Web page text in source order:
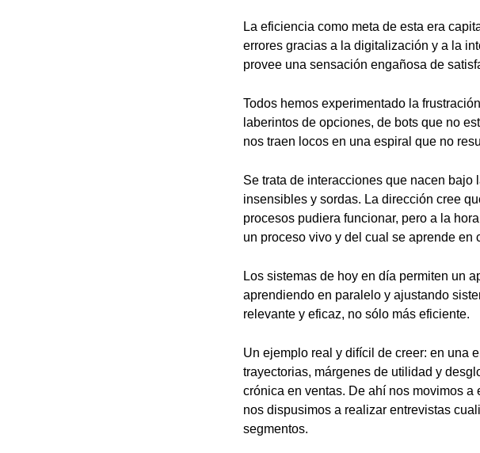
La eficiencia como meta de esta era
errores gracias a la digitalización y a la
provee una sensación engañosa de
Todos hemos experimentado la
laberintos de opciones, de bots que no
nos traen locos en una espiral que no
Se trata de interacciones que nacen
insensibles y sordas. La dirección cree
procesos pudiera funcionar, pero a la
un proceso vivo y del cual se aprende en
Los sistemas de hoy en día permiten un
aprendiendo en paralelo y ajustando
relevante y eficaz, no sólo más eficiente.
Un ejemplo real y difícil de creer: en una
trayectorias, márgenes de utilidad y
crónica en ventas. De ahí nos movimos
nos dispusimos a realizar entrevistas
segmentos.